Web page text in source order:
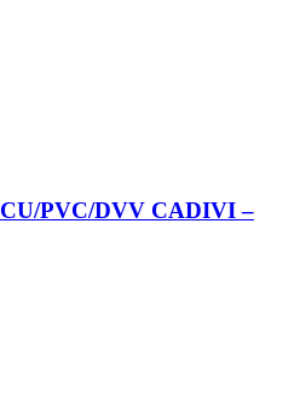
PVC/DVV CADIVI –